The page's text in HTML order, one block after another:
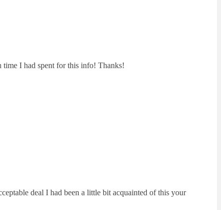
I had spent for this info! Thanks!
deal I had been a little bit acquainted of this your